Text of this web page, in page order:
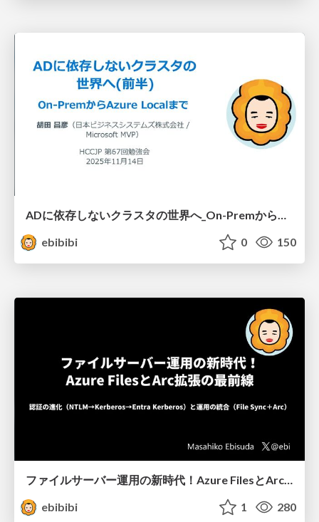
ADに依存しないクラスタの世界へ_On-PremからAzureLocalまで_前半_.pdf
ebibibi
0 150
ファイルサーバー運用の新時代！Azure FilesとArc拡張の最前線
ebibibi
1 280